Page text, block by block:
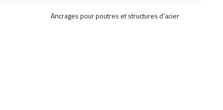
Ancrages pour poutres et structures d'acier